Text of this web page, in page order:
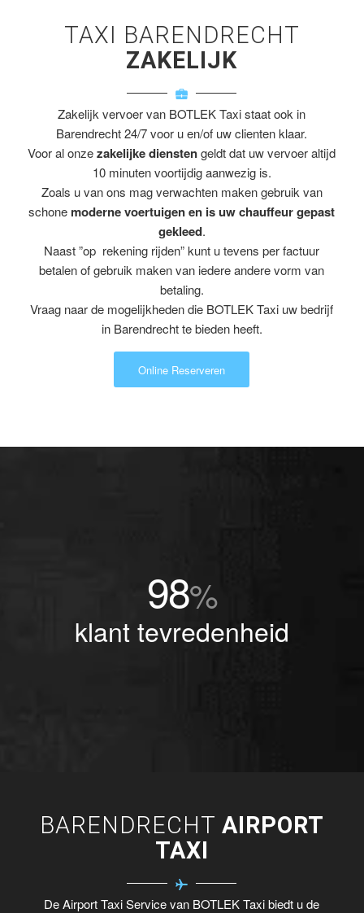
TAXI BARENDRECHT
ZAKELIJK
Zakelijk vervoer van BOTLEK Taxi staat ook in
Barendrecht 24/7 voor u en/of uw clienten klaar.
Voor al onzezakelijke dienstengeldt dat uw vervoer altijd
10 minuten voortijdig aanwezig is.
Zoals u van ons mag verwachten maken gebruik van
schone moderne voertuigen en is uw chauffeur gepast
gekleed.
Naast ”op rekening rijden” kunt u tevens per factuur
betalen of gebruik maken van iedere andere vorm van
betaling.
Vraag naar de mogelijkheden die BOTLEK Taxi uw bedrijf
in Barendrecht te bieden heeft.
Online Reserveren
98%
klant tevredenheid
BARENDRECHT AIRPORT
TAXI
De Airport Taxi Service van BOTLEK Taxi biedt u de